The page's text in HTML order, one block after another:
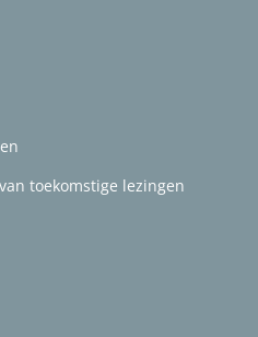
toekomstige lezingen